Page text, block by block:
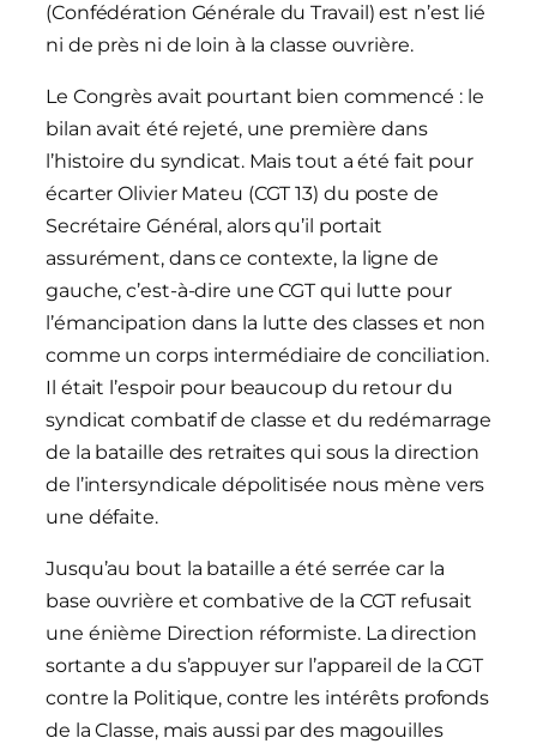
(Confédération Générale du Travail) est n’est lié
ni de près ni de loin à la classe ouvrière.
Le Congrès avait pourtant bien commencé : le
bilan avait été rejeté, une première dans
l’histoire du syndicat. Mais tout a été fait pour
écarter Olivier Mateu (CGT 13) du poste de
Secrétaire Général, alors qu’il portait
assurément, dans ce contexte, la ligne de
gauche, c’est-à-dire une CGT qui lutte pour
l’émancipation dans la lutte des classes et non
comme un corps intermédiaire de conciliation.
Il était l’espoir pour beaucoup du retour du
syndicat combatif de classe et du redémarrage
de la bataille des retraites qui sous la direction
de l’intersyndicale dépolitisée nous mène vers
une défaite.
Jusqu’au bout la bataille a été serrée car la
base ouvrière et combative de la CGT refusait
une énième Direction réformiste. La direction
sortante a du s’appuyer sur l’appareil de la CGT
contre la Politique, contre les intérêts profonds
de la Classe, mais aussi par des magouilles